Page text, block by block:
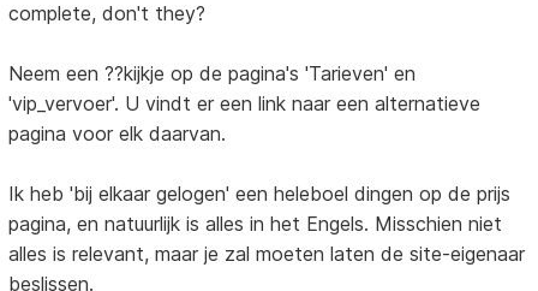
complete, don't they?
Neem een ??kijkje op de pagina's 'Tarieven' en
'vip_vervoer'. U vindt er een link naar een alternatieve
pagina voor elk daarvan.
Ik heb 'bij elkaar gelogen' een heleboel dingen op de prijs
pagina, en natuurlijk is alles in het Engels. Misschien niet
alles is relevant, maar je zal moeten laten de site-eigenaar
beslissen.